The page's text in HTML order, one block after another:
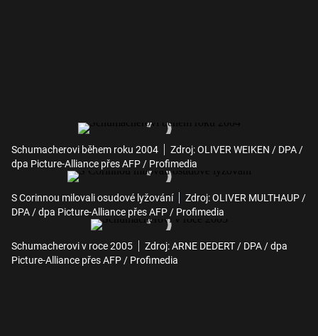
Schumacherovi během roku 2004
Zdroj: OLIVER WEIKEN / DPA /
dpa Picture-Alliance přes AFP / Profimedia
S Corinnou milovali osudové lyžování
Zdroj: OLIVER MULTHAUP /
DPA / dpa Picture-Alliance přes AFP / Profimedia
Schumacherovi v roce 2005
Zdroj: ARNE DEDERT / DPA / dpa
Picture-Alliance přes AFP / Profimedia